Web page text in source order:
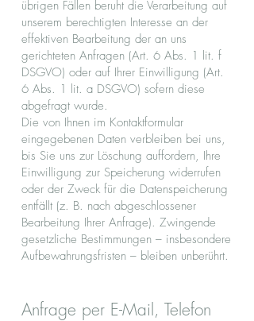
übrigen Fällen beruht die Verarbeitung auf
unserem berechtigten Interesse an der
effektiven Bearbeitung der an uns
gerichteten Anfragen (Art. 6 Abs. 1 lit. f
DSGVO) oder auf Ihrer Einwilligung (Art.
6 Abs. 1 lit. a DSGVO) sofern diese
abgefragt wurde.
Die von Ihnen im Kontaktformular
eingegebenen Daten verbleiben bei uns,
bis Sie uns zur Löschung auffordern, Ihre
Einwilligung zur Speicherung widerrufen
oder der Zweck für die Datenspeicherung
entfällt (z. B. nach abgeschlossener
Bearbeitung Ihrer Anfrage). Zwingende
gesetzliche Bestimmungen – insbesondere
Aufbewahrungsfristen – bleiben unberührt.
Anfrage per E-Mail, Telefon